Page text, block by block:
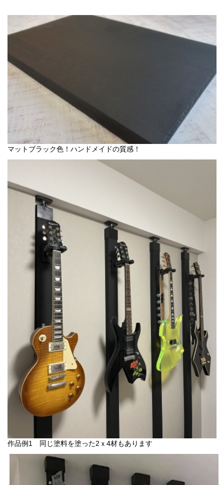
マットブラック色！ハンドメイドの質感！
作品例1 同じ塗料を塗った2ｘ4材もあります